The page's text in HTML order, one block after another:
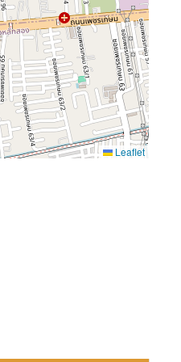
Leaflet